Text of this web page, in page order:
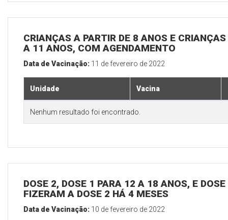
CRIANÇAS A PARTIR DE 8 ANOS E
A 11 ANOS, COM AGENDAMENTO
Data de Vacinação: 11 de fevereiro de 2022
Unidade Vacina
Nenhum resultado foi encontrado.
DOSE 2, DOSE 1 PARA 12 A 18 ANOS, E
FIZERAM A DOSE 2 HÁ 4 MESES
Data de Vacinação: 10 de fevereiro de 2022